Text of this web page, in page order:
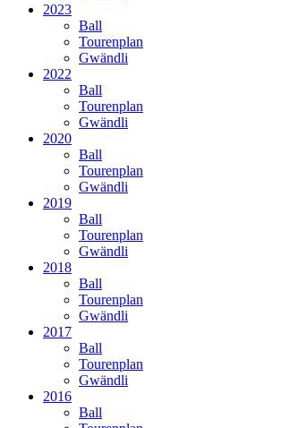
2023
Ball
Tourenplan
Gwändli
2022
Ball
Tourenplan
Gwändli
2020
Ball
Tourenplan
Gwändli
2019
Ball
Tourenplan
Gwändli
2018
Ball
Tourenplan
Gwändli
2017
Ball
Tourenplan
Gwändli
2016
Ball